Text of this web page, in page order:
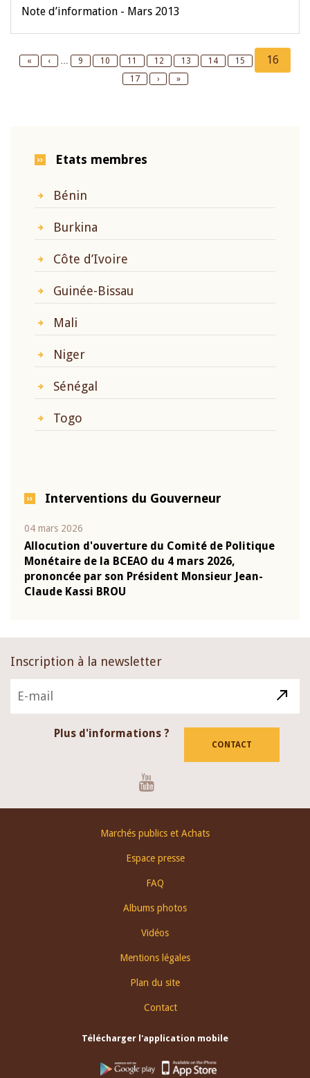
Note d’information - Mars 2013
First
«
Previous
‹ … Page
9 Page
10 Page
11 Page
12 Page
13 Page
14 Page
15
Current
page
16
Page
17
Next
›
Last
»
Etats membres
Bénin
Burkina
Côte d’Ivoire
Guinée-Bissau
Mali
Niger
Sénégal
Togo
Interventions du Gouverneur
04 mars 2026
Allocution d'ouverture du Comité de Politique
Monétaire de la BCEAO du 4 mars 2026,
prononcée par son Président Monsieur Jean-
Claude Kassi BROU
Inscription à la newsletter
Plus d'informations ?
CONTACT
Marchés publics et Achats
Espace presse
FAQ
Albums photos
Vidéos
Mentions légales
Plan du site
Contact
Télécharger l'application mobile